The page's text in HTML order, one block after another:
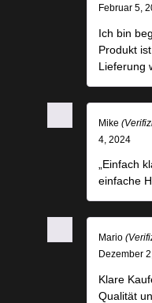
Februar 5,
Ich bin
Produkt
Lieferung
Mike
4, 2024
„Einfach
einfache
Mario
Dezember
Klare
Qualität